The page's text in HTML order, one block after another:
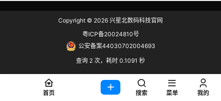
Copyright © 2026 兴星北数码科技官网
粤ICP备20024810号
公安备案44030702004693
查询 2 次，耗时 0.1091 秒
首页 搜索 菜单 我的